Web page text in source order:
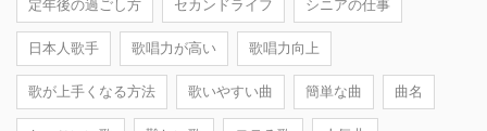
定年後の過ごし方 セカンドライフ シニアの仕事
日本人歌手 歌唱力が高い 歌唱力向上
歌が上手くなる方法 歌いやすい曲 簡単な曲 曲名